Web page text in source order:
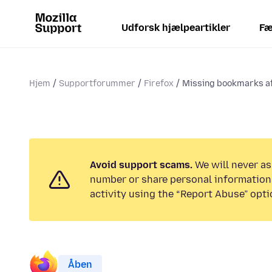
Udforsk hjælpeartikler
Hjem Supportforummer Firefox Missing bookmarks
Avoid support scams. We will never
number or share personal
activity using the “Report Abuse”
Åben